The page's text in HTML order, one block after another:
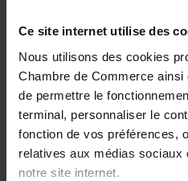
Ce site internet utilise des
Nous utilisons des cookies
Chambre de Commerce
de permettre le
terminal, personnaliser le
fonction de vos préférences,
relatives aux médias
notre site internet.